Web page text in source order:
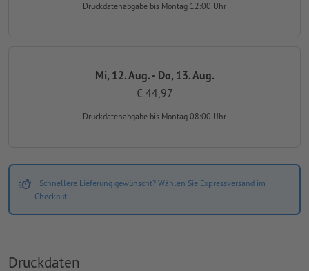
Druckdatenabgabe bis Montag 12:00 Uhr
Mi, 12. Aug. - Do, 13. Aug.
€ 44,97
Druckdatenabgabe bis Montag 08:00 Uhr
Schnellere Lieferung gewünscht? Wählen Sie Expressversand im
Checkout.
Druckdaten